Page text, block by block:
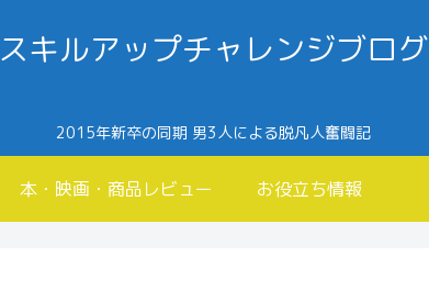
スキルアップチャレンジブログ
2015年新卒の同期 男3人による脱凡人奮闘記
本・映画・商品レビュー お役立ち情報